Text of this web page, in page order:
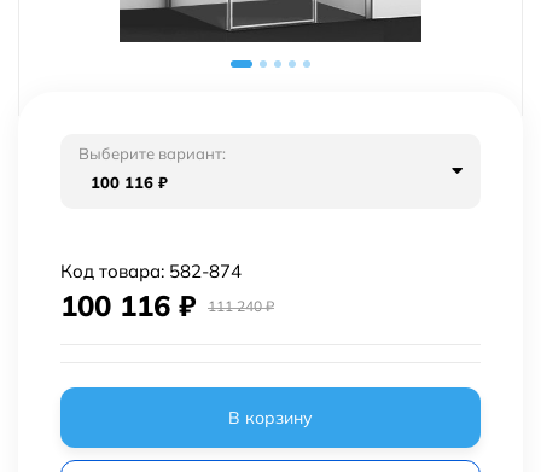
Выберите вариант:
100 116 ₽
Код товара: 582-874
100 116 ₽ 111 240₽
В корзину